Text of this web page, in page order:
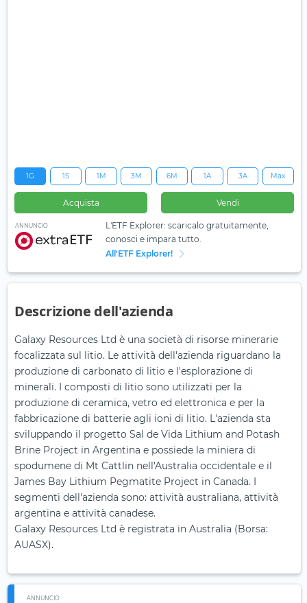
1G 1S 1M 3M 6M 1A 3A Max
Acquista Vendi
ANNUNCIO
L'ETF Explorer: scaricalo gratuitamente,
conosci e impara tutto.
All'ETF Explorer!
Descrizione dell'azienda
Galaxy Resources Ltd è una società di risorse minerarie
focalizzata sul litio. Le attività dell'azienda riguardano la
produzione di carbonato di litio e l'esplorazione di
minerali. I composti di litio sono utilizzati per la
produzione di ceramica, vetro ed elettronica e per la
fabbricazione di batterie agli ioni di litio. L'azienda sta
sviluppando il progetto Sal de Vida Lithium and Potash
Brine Project in Argentina e possiede la miniera di
spodumene di Mt Cattlin nell'Australia occidentale e il
James Bay Lithium Pegmatite Project in Canada. I
segmenti dell'azienda sono: attività australiana, attività
argentina e attività canadese.
Galaxy Resources Ltd è registrata in Australia (Borsa:
AUASX).
ANNUNCIO